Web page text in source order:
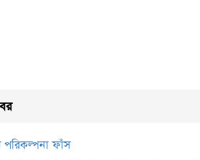
পরিকল্পনা ফাঁস